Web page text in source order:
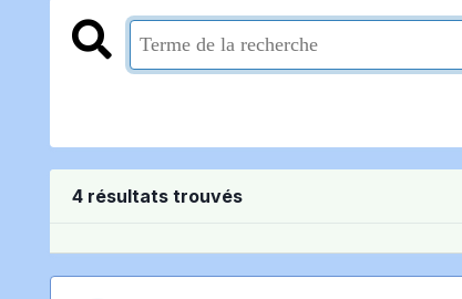
4 résultats trouvés